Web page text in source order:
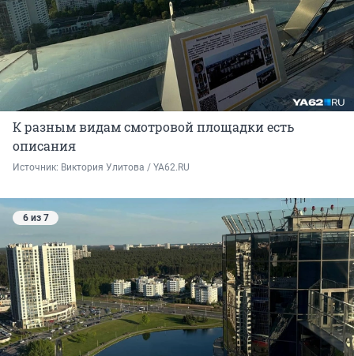
К разным видам смотровой площадки есть
описания
Источник: Виктория Улитова / YA62.RU
6 из 7